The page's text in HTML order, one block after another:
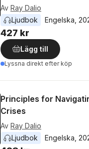
Av Ray Dalio
Ljudbok
Engelska
427 kr
Lägg till
Lyssna direkt efter köp
Principles for
Crises
Av Ray Dalio
Ljudbok
Engelska